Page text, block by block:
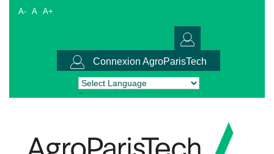
A- A A+
Connexion AgroParisTech
Powered by Translate